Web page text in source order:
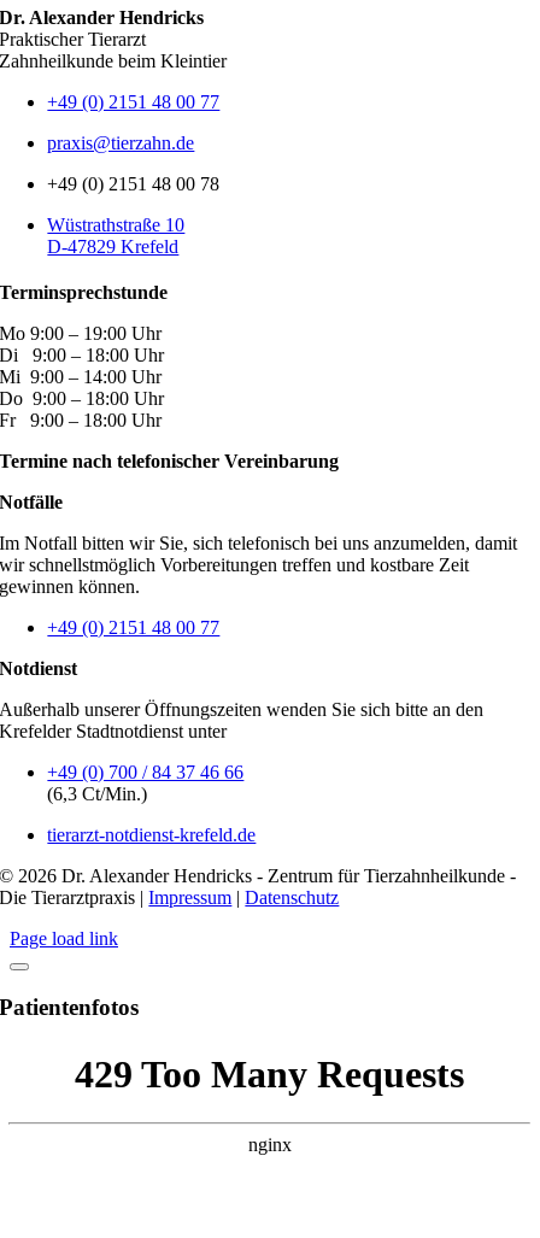
Dr. Alexander Hendricks
Praktischer Tierarzt
Zahnheilkunde beim Kleintier
+49 (0) 2151 48 00 77
praxis@tierzahn.de
+49 (0) 2151 48 00 78
Wüstrathstraße 10
D-47829 Krefeld
Terminsprechstunde
Mo 9:00 – 19:00 Uhr
Di 9:00 – 18:00 Uhr
Mi 9:00 – 14:00 Uhr
Do 9:00 – 18:00 Uhr
Fr 9:00 – 18:00 Uhr
Termine nach telefonischer Vereinbarung
Notfälle
Im Notfall bitten wir Sie, sich telefonisch bei uns anzumelden, damit
wir schnellstmöglich Vorbereitungen treffen und kostbare Zeit
gewinnen können.
+49 (0) 2151 48 00 77
Notdienst
Außerhalb unserer Öffnungszeiten wenden Sie sich bitte an den
Krefelder Stadtnotdienst unter
+49 (0) 700 / 84 37 46 66
(6,3 Ct/Min.)
tierarzt-notdienst-krefeld.de
© 2026 Dr. Alexander Hendricks - Zentrum für Tierzahnheilkunde -
Die Tierarztpraxis |Impressum |Datenschutz
Page load link
Patientenfotos